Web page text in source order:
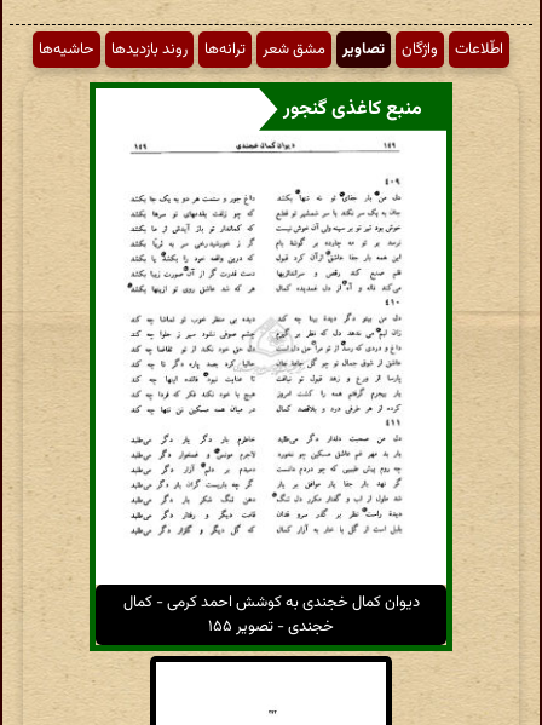
اطّلاعات واژگان تصاویر مشق شعر ترانه‌ها روند بازدیدها حاشیه‌ها
منبع کاغذی گنجور
دیوان کمال خجندی به کوشش احمد کرمی - کمال
خجندی - تصویر ۱۵۵